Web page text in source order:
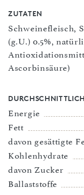
ZUTATEN
Schweinefleisch,
(g.U.) 0.5%,
Ascorbinsäure)
Energie
Fett
davon gesättigte
Kohlenhydrate
davon Zucker
Ballaststoffe